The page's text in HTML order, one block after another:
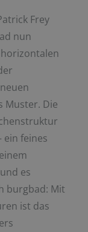
Frey
nun
Muster. Die
feines
es
burgbad: Mit
ist das